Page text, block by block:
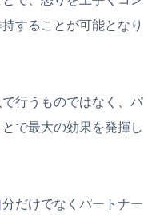
することが可能となり
行うものではなく、パ
で最大の効果を発揮し
だけでなくパートナー